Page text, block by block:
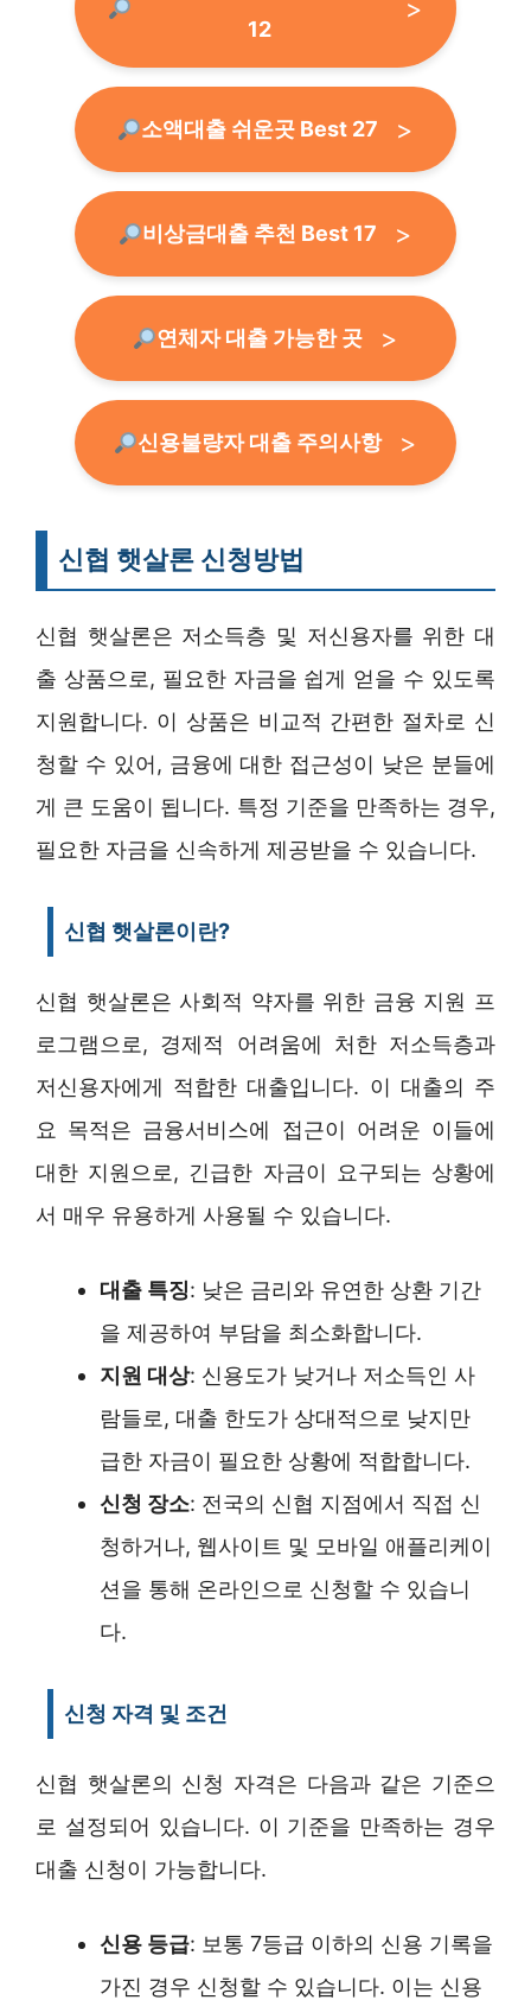
12
소액대출 쉬운곳 Best 27
비상금대출 추천 Best 17
연체자 대출 가능한 곳
신용불량자 대출 주의사항
신협 햇살론 신청방법
신협 햇살론은 저소득층 및 저신용자를 위한 대
출 상품으로, 필요한 자금을 쉽게 얻을 수 있도록
지원합니다. 이 상품은 비교적 간편한 절차로 신
청할 수 있어, 금융에 대한 접근성이 낮은 분들에
게 큰 도움이 됩니다. 특정 기준을 만족하는 경우,
필요한 자금을 신속하게 제공받을 수 있습니다.
신협 햇살론이란?
신협 햇살론은 사회적 약자를 위한 금융 지원 프
로그램으로, 경제적 어려움에 처한 저소득층과
저신용자에게 적합한 대출입니다. 이 대출의 주
요 목적은 금융서비스에 접근이 어려운 이들에
대한 지원으로, 긴급한 자금이 요구되는 상황에
서 매우 유용하게 사용될 수 있습니다.
대출 특징: 낮은 금리와 유연한 상환 기간
을 제공하여 부담을 최소화합니다.
지원 대상: 신용도가 낮거나 저소득인 사
람들로, 대출 한도가 상대적으로 낮지만
급한 자금이 필요한 상황에 적합합니다.
신청 장소: 전국의 신협 지점에서 직접 신
청하거나, 웹사이트 및 모바일 애플리케이
션을 통해 온라인으로 신청할 수 있습니
다.
신청 자격 및 조건
신협 햇살론의 신청 자격은 다음과 같은 기준으
로 설정되어 있습니다. 이 기준을 만족하는 경우
대출 신청이 가능합니다.
신용 등급: 보통 7등급 이하의 신용 기록을
가진 경우 신청할 수 있습니다. 이는 신용